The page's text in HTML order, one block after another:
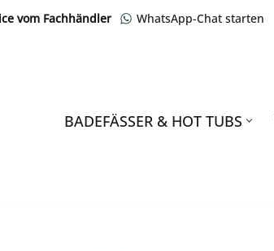
vom Fachhändler WhatsApp-Chat starten
BADEFÄSSER & HOT TUBS